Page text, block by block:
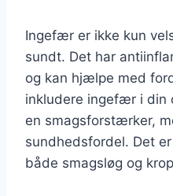
Ingefær er ikke kun
sundt. Det har
og kan hjælpe med
inkludere ingefær i din
en smagsforstærker,
sundhedsfordel. Det
både smagsløg og